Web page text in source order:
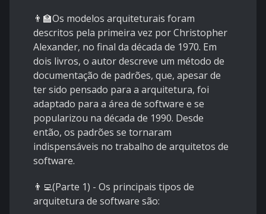
👨‍🏫Os modelos arquiteturais foram
descritos pela primeira vez por Christopher
Alexander, no final da década de 1970. Em
dois livros, o autor descreve um método de
documentação de padrões, que, apesar de
ter sido pensado para a arquitetura, foi
adaptado para a área de software e se
popularizou na década de 1990. Desde
então, os padrões se tornaram
indispensáveis no trabalho de arquitetos de
software.
👨‍💻(Parte 1) - Os principais tipos de
arquitetura de software são: